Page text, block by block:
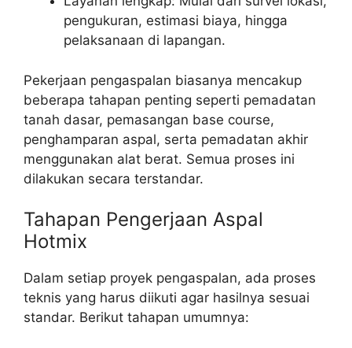
pengukuran, estimasi biaya, hingga
pelaksanaan di lapangan.
Pekerjaan pengaspalan biasanya mencakup
beberapa tahapan penting seperti pemadatan
tanah dasar, pemasangan base course,
penghamparan aspal, serta pemadatan akhir
menggunakan alat berat. Semua proses ini
dilakukan secara terstandar.
Tahapan Pengerjaan Aspal
Hotmix
Dalam setiap proyek pengaspalan, ada proses
teknis yang harus diikuti agar hasilnya sesuai
standar. Berikut tahapan umumnya: